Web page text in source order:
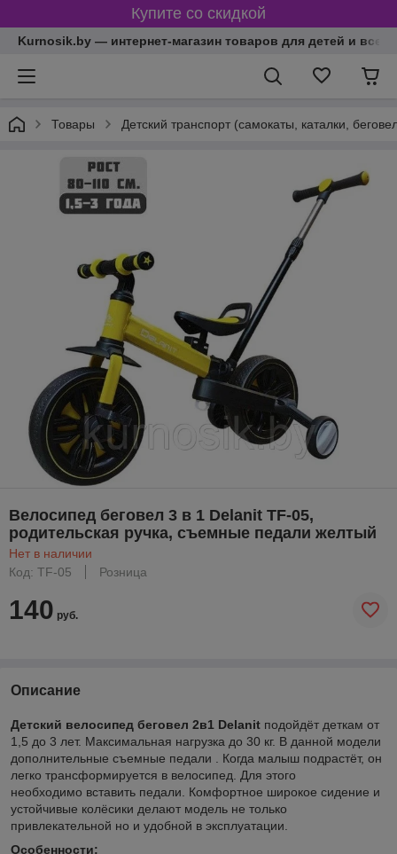
Купите со скидкой
Kurnosik.by — интернет-магазин товаров для детей и всей
Товары Детский транспорт (самокаты, каталки,
Велосипед беговел 3 в 1 Delanit TF-05,
родительская ручка, съемные педали желтый
Нет в наличии
Код: TF-05
Розница
140 руб.
Описание
Детский велосипед беговел 2в1 Delanit подойдёт деткам от
1,5 до 3 лет. Максимальная нагрузка до 30 кг. В данной модели
дополнительные съемные педали . Когда малыш подрастёт, он
легко трансформируется в велосипед. Для этого
необходимо вставить педали. Комфортное широкое сидение и
устойчивые колёсики делают модель не только
привлекательной но и удобной в эксплуатации.
Особенности: